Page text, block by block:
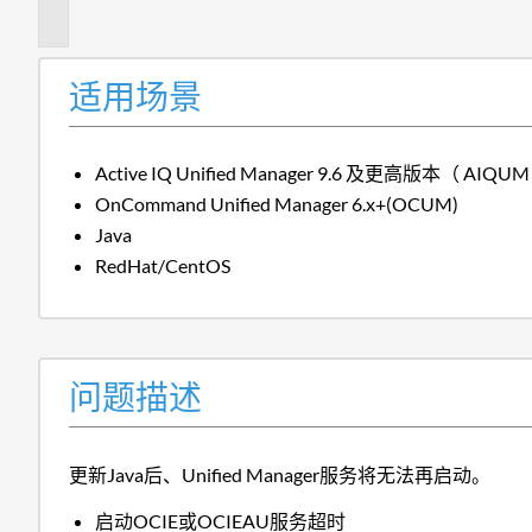
适用场景
Active IQ Unified Manager 9.6 及更高版本（
OnCommand Unified Manager 6.x+(OCUM)
Java
RedHat/CentOS
问题描述
更新Java后、Unified Manager服务将无法再启动。
启动OCIE或OCIEAU服务超时